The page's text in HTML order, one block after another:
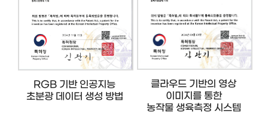
RGB 기반 인공지능
초분광 데이터 생성 방법
클라우드 기반의 영상
이미지를 통한
농작물 생육측정 시스템